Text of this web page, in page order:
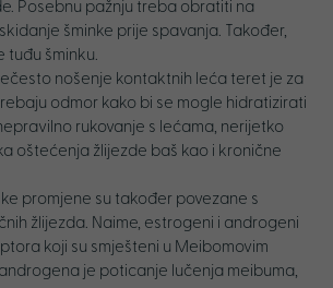
Posebnu pažnju treba obratiti na
šminke prije spavanja. Također,
tuđu šminku.
nošenje kontaktnih leća teret je za
odmor kako bi se mogle hidratizirati
rukovanje s lećama, nerijetko
oštećenja žlijezde baš kao i kronične
promjene su također povezane s
žlijezda. Naime, estrogeni i androgeni
koji su smješteni u Meibomovim
je poticanje lučenja meibuma,